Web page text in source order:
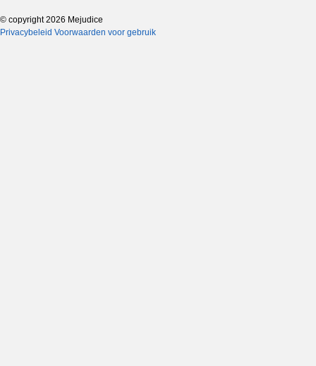
© copyright 2026 Mejudice
Privacybeleid Voorwaarden voor gebruik